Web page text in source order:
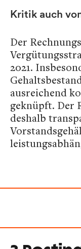
Kritik auch
Der
2021.
ausreichend
geknüpft. Der
deshalb